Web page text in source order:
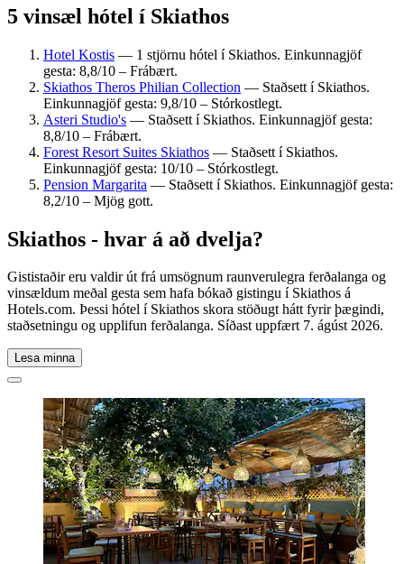
5 vinsæl hótel í Skiathos
Hotel Kostis — 1 stjörnu hótel í Skiathos. Einkunnagjöf
gesta: 8,8/10 – Frábært.
Skiathos Theros Philian Collection — Staðsett í Skiathos.
Einkunnagjöf gesta: 9,8/10 – Stórkostlegt.
Asteri Studio's — Staðsett í Skiathos. Einkunnagjöf gesta:
8,8/10 – Frábært.
Forest Resort Suites Skiathos — Staðsett í Skiathos.
Einkunnagjöf gesta: 10/10 – Stórkostlegt.
Pension Margarita — Staðsett í Skiathos. Einkunnagjöf gesta:
8,2/10 – Mjög gott.
Skiathos - hvar á að dvelja?
Gististaðir eru valdir út frá umsögnum raunverulegra ferðalanga og
vinsældum meðal gesta sem hafa bókað gistingu í Skiathos á
Hotels.com. Þessi hótel í Skiathos skora stöðugt hátt fyrir þægindi,
staðsetningu og upplifun ferðalanga. Síðast uppfært 7. ágúst 2026.
Lesa minna